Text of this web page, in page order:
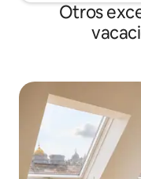
Otros